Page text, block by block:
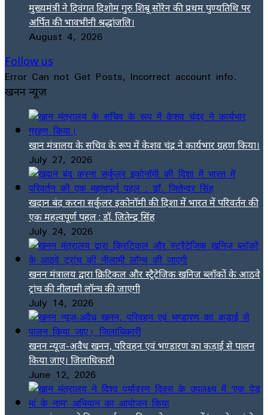
मुख्यमंत्री ने दिवंगत दिशोम गुरु शिबू सोरेन की प्रथम पुण्यतिथि पर
अर्पित की भावभीनी श्रद्धांजलि।
August 4, 2026
Follow us
Error Can not Get Posts, Incorrect account info.
खनन न्यूज़
खान मंत्रालय के सचिव के रूप में केशव चंद्र ने कार्यभार ग्रहण किया।
July 27, 2026
खदान बंद करना सर्कुलर इकोनॉमी की दिशा में भारत में परिवर्तन की
एक महत्वपूर्ण पहल : डॉ. जितेन्द्र सिंह
July 24, 2026
खनन मंत्रालय द्वारा क्रिटिकल और स्ट्रैटेजिक खनिज ब्लॉकों के आठवे
ट्रांच की नीलामी लॉन्च की जाएगी
July 14, 2026
खनन न्यूज-अवैध खनन, परिवहन एवं भण्डारण का कड़ाई से पालन
किया जाए। जिलाधिकारी
June 12, 2026